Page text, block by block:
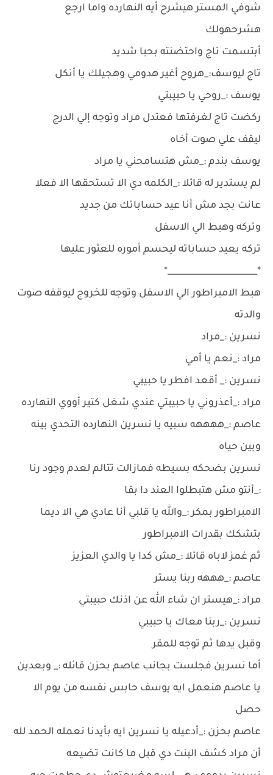
شوفي المستر هيشرح أيه النهارده واما ارجع
هشرحهولك
أبتسمت تاج واحتضنته بحبا شديد
تاج ليوسف:_هروح أغير هدومي وهجيلك يا أنكل
يوسف :_روحي يا حبيبتي
ركضت تاج لغرفتها فعتدل مراد وتوجه إلي الدرج
ليقف علي صوت أخاه
يوسف بندم :_مش هتسامحني يا مراد
لم يستدير له قائلا :_الكلمه دي الا تستحقها الا فعلا
عانت بجد مش أنا عيد حساباتك من جديد
وتركه وهبط الي الاسفل
تركه يعيد حساباته ليحسم أموره للعثور عليها
*_____________________*
هبط الامبراطور الي الاسفل وتوجه للخروج ليوقفه صوت
والدته
نسرين :_مراد
مراد :_نعم يا أمي
نسرين :_ أقعد افطر يا حبيبي
مراد :_أعذروني يا حبيبتي عندي شغل كتير أووي النهارده
عاصم :_ههههه سبيه يا نسرين النهارده التحدي بينه
وبين حياه
نسرين بضحكه بسيطه فمازالت تتالم لعدم وجود رنا
:_أنتو مش هتبطلوا العند دا بقا
الامبراطور بمكر :_والله يا قلبي أنا عادي هي الا ديما
بتشكك بقدرات الامبراطور
ثم غمز لاباه قائلا :_مش كدا يا والدي العزيز
عاصم :_هههه ربنا يستر
مراد :_هيستر ان شاء الله عن اذنك حبيبتي
نسرين :_ربنا معاك يا حبيبي
وقبل يدها ثم توجه للمقر
أما نسرين فجلست بجانب عاصم بحزن قائله :_ وبعدين
يا عاصم هنعمل ايه يوسف حابس نفسه من يوم الا
حصل
عاصم بحزن :_أدعيله يا نسرين ايه بأيدنا نعمله الحمد لله
أن مراد كشف البنت دي قبل ما كانت تضيعه